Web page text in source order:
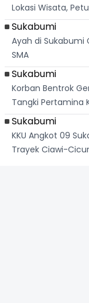
Lokasi Wisata,
Sukabumi
Ayah di Sukabumi
SMA
Sukabumi
Korban Bentrok
Tangki Pertamina
Sukabumi
KKU Angkot 09
Trayek Ciawi-